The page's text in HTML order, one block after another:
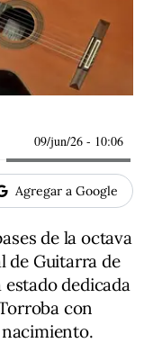
09/jun/26 - 10:06
Agregar a Google
de la octava
de Guitarra de
dedicada
con